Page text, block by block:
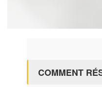
COMMENT